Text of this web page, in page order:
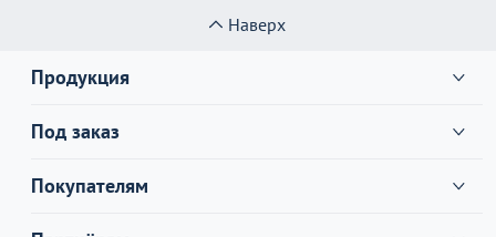
Наверх
Продукция
Под заказ
Покупателям